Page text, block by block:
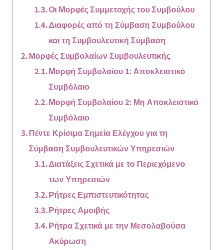
Οι Μορφές Συμμετοχής του Συμβούλου
Διαφορές από τη Σύμβαση Συμβούλου
και τη Συμβουλευτική Σύμβαση
Μορφές Συμβολαίων Συμβουλευτικής
Μορφή Συμβολαίου 1: Αποκλειστικό
Συμβόλαιο
Μορφή Συμβολαίου 2: Μη Αποκλειστικό
Συμβόλαιο
Πέντε Κρίσιμα Σημεία Ελέγχου για τη
Σύμβαση Συμβουλευτικών Υπηρεσιών
Διατάξεις Σχετικά με το Περιεχόμενο
των Υπηρεσιών
Ρήτρες Εμπιστευτικότητας
Ρήτρες Αμοιβής
Ρήτρα Σχετικά με την Μεσολαβούσα
Ακύρωση